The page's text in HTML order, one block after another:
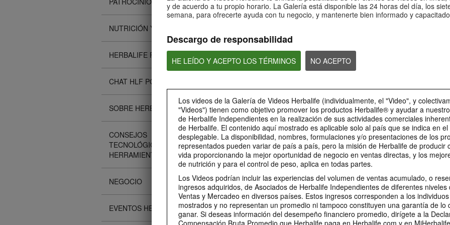
y de acuerdo a tu propio horario. La Galería está disponible las 24 horas del día, los
semana, para ofrecerte ayuda con tu negocio, y mantenerte bien informado y
Descargo de responsabilidad
HE LEÍDO Y ACEPTO LOS TÉRMINOS NO ACEPTO
Los videos de la Galería de Videos Herbalife (individualmente, el "Video", y
"Videos") tienen como objetivo promover los productos Herbalife® y ayudar a
de Herbalife Independientes en la realización de sus actividades comerciales
de Herbalife. El contenido aquí mostrado es aplicable solo al país que se indica en el
desplegable. La disponibilidad, nombres, formulaciones y/o presentaciones de los
representados pueden variar de país a país, pero la misión de Herbalife de producir
vida proporcionando la mejor oportunidad de negocio en ventas directas, y los
de nutrición y para el control de peso, aplica en todas partes.
Los Videos podrían incluir las experiencias del volumen de ventas acumulado, o
ingresos adquiridos, de Asociados de Herbalife Independientes de diferentes niveles
Ventas y Mercadeo en diversos países. Estos ingresos corresponden a los
mostrados y no representan un promedio ni tampoco constituyen una garantía de lo
ganar. Si deseas información del desempeño financiero promedio, dirígete a la
Compensación Bruta Promedio que Herbalife paga en Herbalife.com y en
NUTRICIÓN Y CIENCIA
HERBALIFE FITNESS
CHAT HLF PODCAST
SOBRE HERBALIFE
CONSEJOS
TECNOLÓGICOS Y
HERRAMIENTAS
NEGOCIO
EVENTOS HERBALIFE
Bioniq GO: 5
¿Es Bioniq GO adecuado para
personas que siguen un régimen
sobre Bioniq GO: 4
¿Es Bioniq GO compatible con
otros productos de Herbalife?
sobre Bioniq
¿Qué hace diferente
GO de un
0:30
Preguntas frecuentes sobre
¿Para quién es Bioniq GO?
personal
Descubre más sobre este
suplemento personalizado
Energy 3
1:36
Preguntas frecuentes sobre
Life I/O Activate Energy 1
Preguntas frecuentes
sobre Life I/O Helio 3
¿Qué son las cetonas D-BHB y
cuál es su función?
Preguntas
sobre Life I/O
¿En qué se
Helio de otros
Herbalife de
MARCA Y PATROCINIOS
0:22
LA Galaxy & sus productos
Los jugadores del LA Galaxy
hablan sobre sus productos
favoritos de Herbalife.
La relación entre Herbalife
y el LA Galaxy
Herbalife es mucho más que un
nombre en la camiseta del LA
Galaxy.
Herbalife es #1.
Desbloquea la mejor
mismo. Vive tu mejor